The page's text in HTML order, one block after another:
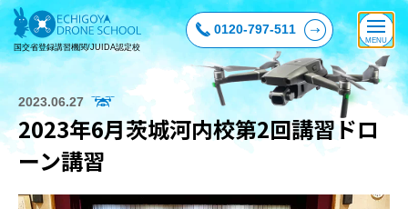
国交省登録講習機関/JUIDA認定校
0120-797-511
2023.06.27
2023年6月茨城河内校第2回講習ドロ
ーン講習